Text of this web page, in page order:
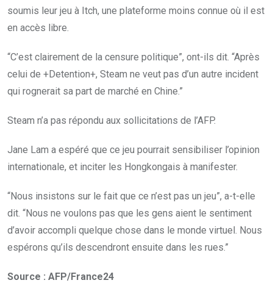
soumis leur jeu à Itch, une plateforme moins connue où il est
en accès libre.
“C’est clairement de la censure politique”, ont-ils dit. “Après
celui de +Detention+, Steam ne veut pas d’un autre incident
qui rognerait sa part de marché en Chine.”
Steam n’a pas répondu aux sollicitations de l’AFP.
Jane Lam a espéré que ce jeu pourrait sensibiliser l’opinion
internationale, et inciter les Hongkongais à manifester.
“Nous insistons sur le fait que ce n’est pas un jeu”, a-t-elle
dit. “Nous ne voulons pas que les gens aient le sentiment
d’avoir accompli quelque chose dans le monde virtuel. Nous
espérons qu’ils descendront ensuite dans les rues.”
Source : AFP/France24